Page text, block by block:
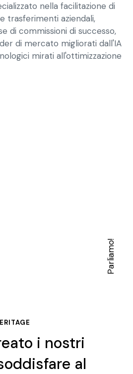
nella facilitazione di
trasferimenti aziendali,
di commissioni di successo,
di mercato migliorati dall'IA
mirati all'ottimizzazione
Parliamo!
i nostri
al